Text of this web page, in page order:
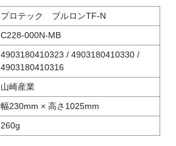
プロテック ブルロンTF-N
C228-000N-MB
4903180410323 / 4903180410330 /
4903180410316
山崎産業
幅230mm × 高さ1025mm
260g